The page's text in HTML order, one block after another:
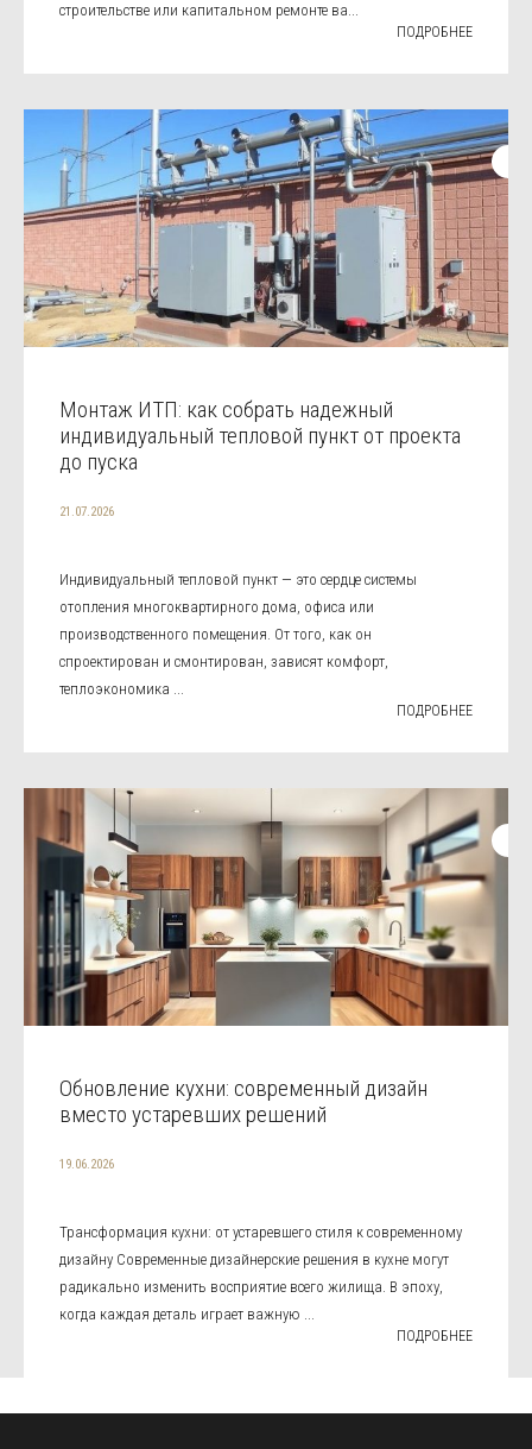
строительстве или капитальном ремонте ва...
ПОДРОБНЕЕ
Монтаж ИТП: как собрать надежный
индивидуальный тепловой пункт от проекта
до пуска
21.07.2026
Индивидуальный тепловой пункт — это сердце системы
отопления многоквартирного дома, офиса или
производственного помещения. От того, как он
спроектирован и смонтирован, зависят комфорт,
теплоэкономика ...
ПОДРОБНЕЕ
Обновление кухни: современный дизайн
вместо устаревших решений
19.06.2026
Трансформация кухни: от устаревшего стиля к современному
дизайну Современные дизайнерские решения в кухне могут
радикально изменить восприятие всего жилища. В эпоху,
когда каждая деталь играет важную ...
ПОДРОБНЕЕ